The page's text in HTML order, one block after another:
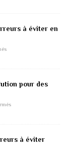
à éviter en
pour des
à éviter